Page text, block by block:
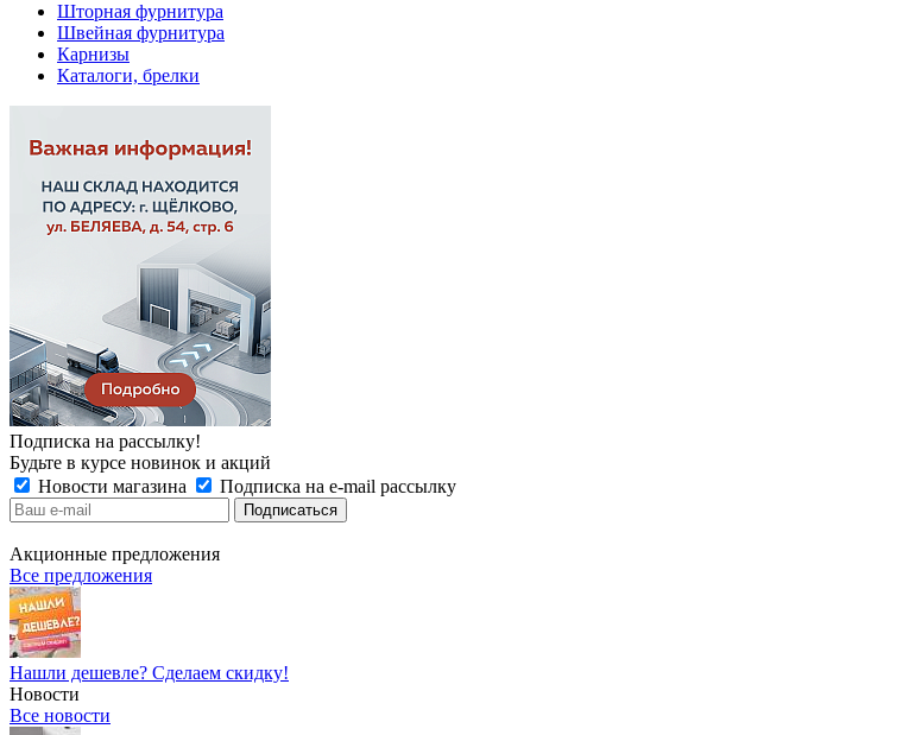
Шторная фурнитура
Швейная фурнитура
Карнизы
Каталоги, брелки
Подписка на рассылку!
Будьте в курсе новинок и акций
Новости магазина
Подписка на e-mail рассылку
Акционные предложения
Все предложения
Нашли дешевле? Сделаем скидку!
Новости
Все новости